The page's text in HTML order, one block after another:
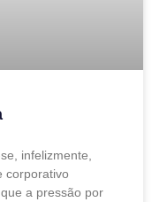
infelizmente,
corporativo
a pressão por